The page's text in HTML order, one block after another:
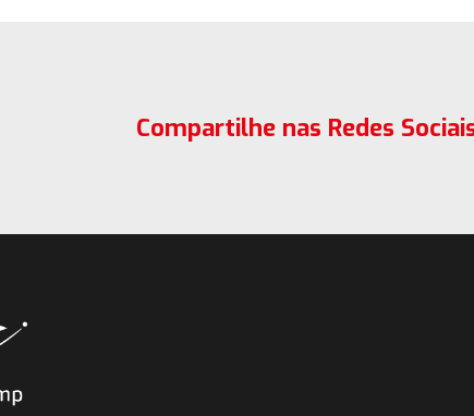
Compartilhe nas Redes